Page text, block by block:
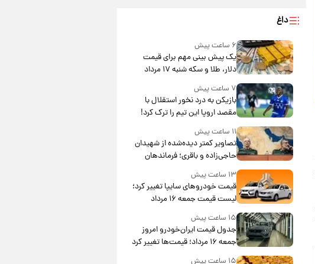
داغ
۶ ساعت پیش
یک پیش ‌بینی مهم برای قیمت
دلار، طلا و سکه شنبه ۱۷ مرداد
۱۴۰۵
۷ ساعت پیش
بازیکن به درد نخور استقلال با
مقصد اروپا این تیم را ترک کرد!
۱۱ ساعت پیش
تصاویر کمتر دیده‌شده از شهیدان
حاجی‌زاده و باقری؛ فرماندهان
شهید هوافضای ایران
۱۳ ساعت پیش
قیمت خودروهای سایپا تغییر کرد؛
لیست قیمت جمعه ۱۶ مرداد
منتشر شد
۱۵ ساعت پیش
جدول قیمت ایران‌خودرو امروز
جمعه ۱۶ مرداد؛ قیمت‌ها تغییر کرد
۱۵ ساعت پیش